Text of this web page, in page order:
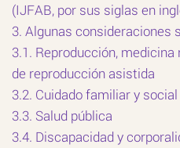
(IJFAB, por sus siglas en
3. Algunas consideraciones
3.1. Reproducción,
de reproducción asistida
3.2. Cuidado familiar y social
3.3. Salud pública
3.4. Discapacidad y